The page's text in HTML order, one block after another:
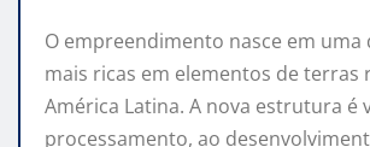
O empreendimento nasce em uma
mais ricas em elementos de terras
América Latina. A nova estrutura é
processamento, ao